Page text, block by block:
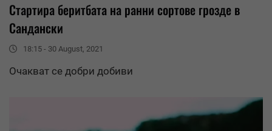
Стартира беритбата на ранни сортове грозде в
Сандански
18:15 - 30 August, 2021
Очакват се добри добиви